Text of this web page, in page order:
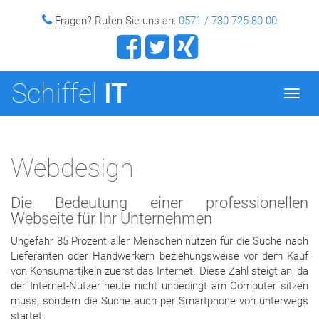
Fragen? Rufen Sie uns an: 0571 / 730 725 80 00
Schiffel IT
Webdesign
Die Bedeutung einer professionellen
Webseite für Ihr Unternehmen
Ungefähr 85 Prozent aller Menschen nutzen für die Suche nach
Lieferanten oder Handwerkern beziehungsweise vor dem Kauf
von Konsumartikeln zuerst das Internet. Diese Zahl steigt an, da
der Internet-Nutzer heute nicht unbedingt am Computer sitzen
muss, sondern die Suche auch per Smartphone von unterwegs
startet.